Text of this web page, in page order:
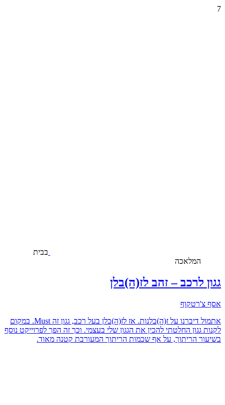
7
בבית
המלאכה
גגון לרכב – זהב לז(ה)בלן
אסף צ'רטקוף
אתמול דיברנו על ז(ה)בלנות. אז לז(ה)בלן בעל רכב, גגון זה Must. במקום
לקנות גגון החלטתי להכין את הגגון שלי בעצמי. וכך זה הפך לפרוייקט נוסף
בשיעור הריתוך, על אף שכמות הריתוך המעורבת קטנה מאוד.